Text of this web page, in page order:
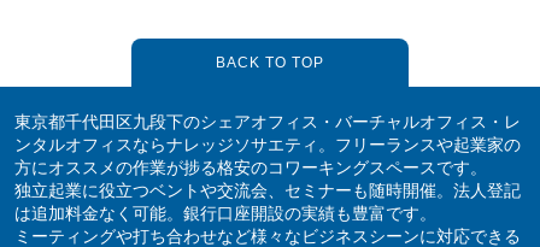
BACK TO TOP
東京都千代田区九段下のシェアオフィス・バーチャルオフィス・レ
ンタルオフィスならナレッジソサエティ。フリーランスや起業家の
方にオススメの作業が捗る格安のコワーキングスペースです。
独立起業に役立つベントや交流会、セミナーも随時開催。法人登記
は追加料金なく可能。銀行口座開設の実績も豊富です。
ミーティングや打ち合わせなど様々なビジネスシーンに対応できる